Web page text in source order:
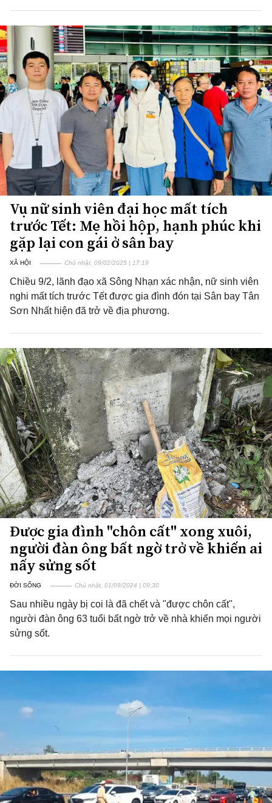
Vụ nữ sinh viên đại học mất tích
trước Tết: Mẹ hồi hộp, hạnh phúc khi
gặp lại con gái ở sân bay
XÃ HỘI Chủ nhật, 09/02/2025 | 17:19
Chiều 9/2, lãnh đạo xã Sông Nhạn xác nhận, nữ sinh viên
nghi mất tích trước Tết được gia đình đón tại Sân bay Tân
Sơn Nhất hiện đã trở về địa phương.
Được gia đình "chôn cất" xong xuôi,
người đàn ông bất ngờ trở về khiến ai
nấy sửng sốt
ĐỜI SỐNG Chủ nhật, 01/09/2024 | 09:30
Sau nhiều ngày bị coi là đã chết và "được chôn cất",
người đàn ông 63 tuổi bất ngờ trở về nhà khiến mọi người
sửng sốt.